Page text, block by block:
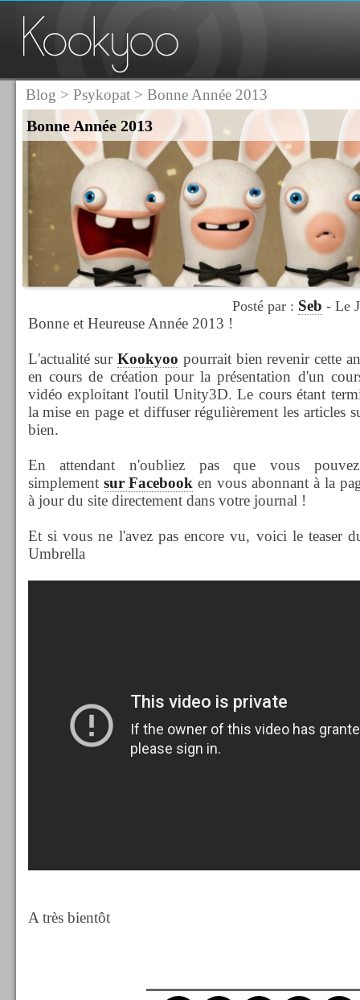
Blog > Psykopat> Bonne Année 2013
Bonne Année 2013
Posté par : Seb - Le
Bonne et Heureuse Année 2013 !
L'actualité surKookyoo pourrait bien revenir cette
en cours de création pour la présentation d'un
vidéo exploitant l'outil Unity3D. Le cours étant
la mise en page et diffuser régulièrement les articles
bien.
En attendant n'oubliez pas que vous
simplement sur Facebook en vous abonnant à la
à jour du site directement dans votre journal !
Et si vous ne l'avez pas encore vu, voici le teaser
Umbrella
A très bientôt